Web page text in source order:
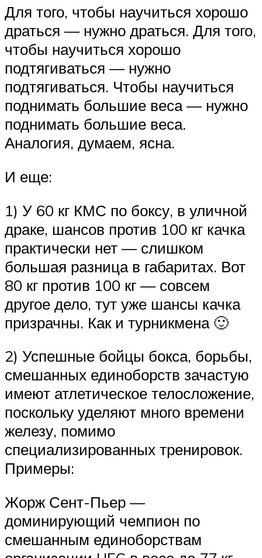
Для того, чтобы научиться хорошо
драться — нужно драться. Для того,
чтобы научиться хорошо
подтягиваться — нужно
подтягиваться. Чтобы научиться
поднимать большие веса — нужно
поднимать большие веса.
Аналогия, думаем, ясна.
И еще:
1) У 60 кг КМС по боксу, в уличной
драке, шансов против 100 кг качка
практически нет — слишком
большая разница в габаритах. Вот
80 кг против 100 кг — совсем
другое дело, тут уже шансы качка
призрачны. Как и турникмена 🙂
2) Успешные бойцы бокса, борьбы,
смешанных единоборств зачастую
имеют атлетическое телосложение,
поскольку уделяют много времени
железу, помимо
специализированных тренировок.
Примеры:
Жорж Сент-Пьер —
доминирующий чемпион по
смешанным единоборствам